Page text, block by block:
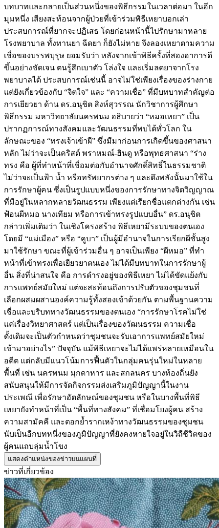
บทบาทและกลายเป็นส่วนหนึ่งของพิธีกรรมในเวลาต่อมา ในอีก
มุมหนึ่ง เสียงสะท้อนจากผู้ป่วยที่เข้าร่วมพิธีเหยาบอกเล่า
ประสบการณ์ที่ยากจะปฏิเสธ โดยก่อนหน้านี้ไปรักษามาหลาย
โรงพยาบาล ทั้งทานยา ฉีดยา ก็ยังไม่หาย จึงลองเหยาตามความ
เชื่อของบรรพบุรุษ ยอมรับว่า หลังจากเข้าพิธีครั้งที่สองอาการดี
ขึ้นอย่างชัดเจน ตนรู้สึกเบาตัว โล่งใจ และเริ่มลดยาจากโรง
พยาบาลได้ ประสบการณ์เช่นนี้ อาจไม่ใช่เพียงเรื่องของร่างกาย
แต่ยังเกี่ยวข้องกับ “จิตใจ” และ “ความเชื่อ” ที่มีบทบาทสำคัญต่อ
การเยียวยา ด้าน ดร.อนุชิต สิงห์สุวรรณ นักวิชาการผู้ศึกษา
พิธีกรรม มหาวิทยาลัยนครพนม อธิบายว่า “หมอเหยา” เป็น
ปรากฏการณ์ทางสังคมและวัฒนธรรมที่พบได้ทั่วโลก ใน
ลักษณะของ “ทรงเจ้าเข้าผี” ซึ่งมีมาก่อนการเกิดขึ้นของศาสนา
หลัก ไม่ว่าจะเป็นคริสต์ พราหมณ์-ฮินดู หรือพุทธศาสนา “ร่าง
ทรง คือ ผู้ที่ทำหน้าที่เชื่อมต่อกับอำนาจศักดิ์สิทธิ์ในธรรมชาติ
ไม่ว่าจะเป็นฟ้า น้ำ หรือทรัพยากรต่าง ๆ และดึงพลังนั้นมาใช้ใน
การรักษาผู้คน ซึ่งเป็นรูปแบบหนึ่งของการรักษาทางจิตวิญญาณ
ที่มีอยู่ในหลากหลายวัฒนธรรม เพียงแต่เรียกชื่อแตกต่างกัน เช่น
ฟ้อนผีหมอ นางเทียม หรือการเข้าทรงรูปแบบอื่น” ดร.อนุชิต
กล่าวเพิ่มเติมว่า ในเชิงโครงสร้าง พิธีเหยามีระบบของตนเอง
โดยมี “แม่เมือง” หรือ “คูบา” เป็นผู้มีอำนาจในการเรียกผีชั้นสูง
มาใช้รักษา ขณะที่ผู้เข้าร่วมอื่น ๆ อาจเป็นเพียง “ผีหมอ” ที่ทำ
หน้าที่เข้าทรงเพื่อเยียวยาตนเอง ไม่ได้มีบทบาทในการรักษาผู้
อื่น สิ่งที่น่าสนใจ คือ การดำรงอยู่ของพิธีเหยา ไม่ได้ขัดแย้งกับ
การแพทย์สมัยใหม่ แต่จะสะท้อนถึงการปรับตัวของชุมชนที่
เลือกผสมผสานองค์ความรู้ทั้งสองเข้าด้วยกัน ตามพื้นฐานความ
เชื่อและบริบททางวัฒนธรรมของตนเอง “การรักษาโรคไม่ใช่
แค่เรื่องวิทยาศาสตร์ แต่เป็นเรื่องของวัฒนธรรม ความเชื่อ
ดั้งเดิมจะเป็นตัวกำหนดว่าชุมชนจะรับเอาการแพทย์สมัยใหม่
เข้ามาอย่างไร” ปัจจุบัน แม้พิธีเหยาจะไม่ได้แพร่หลายเหมือนใน
อดีต แต่กลับมีแนวโน้มการฟื้นตัวในกลุ่มคนรุ่นใหม่ในหลาย
พื้นที่ เช่น นครพนม มุกดาหาร และสกลนคร บางท้องถิ่นยัง
สนับสนุนให้มีการจัดกิจกรรมส่งเสริมภูมิปัญญานี้ในงาน
ประเพณี เพื่อรักษาอัตลักษณ์ของชุมชน หรือในบางพื้นที่พิธี
เหยายังทำหน้าที่เป็น “พื้นที่ทางสังคม” ที่เชื่อมโยงผู้คน สร้าง
ความสามัคคี และตอกย้ำรากเหง้าทางวัฒนธรรมของชุมชน
นับเป็นอีกบทหนึ่งของภูมิปัญญาที่ยังคงหายใจอยู่ในวิถีชีวิตของ
ผู้คนแถบลุ่มน้ำโขง
แสดงตำแหน่งของข่าวบนแผนที่
ข่าวที่เกี่ยวข้อง